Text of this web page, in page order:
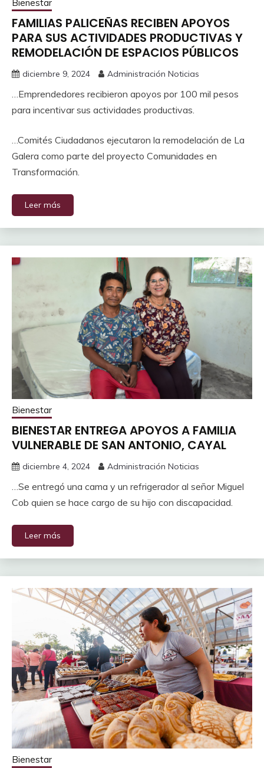
Bienestar
FAMILIAS PALICEÑAS RECIBEN APOYOS
PARA SUS ACTIVIDADES PRODUCTIVAS Y
REMODELACIÓN DE ESPACIOS PÚBLICOS
diciembre 9, 2024 Administración Noticias
…Emprendedores recibieron apoyos por 100 mil pesos
para incentivar sus actividades productivas.
…Comités Ciudadanos ejecutaron la remodelación de La
Galera como parte del proyecto Comunidades en
Transformación.
Leer más
Bienestar
BIENESTAR ENTREGA APOYOS A FAMILIA
VULNERABLE DE SAN ANTONIO, CAYAL
diciembre 4, 2024 Administración Noticias
…Se entregó una cama y un refrigerador al señor Miguel
Cob quien se hace cargo de su hijo con discapacidad.
Leer más
Bienestar